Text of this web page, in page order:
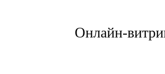
Онлайн-